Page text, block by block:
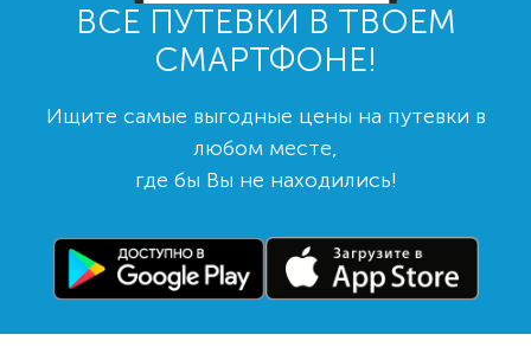
ВСЕ ПУТЕВКИ В ТВОЕМ
СМАРТФОНЕ!
Ищите самые выгодные цены на путевки в
любом месте,
где бы Вы не находились!